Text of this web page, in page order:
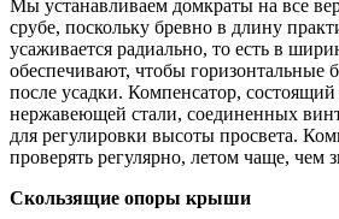
Мы устанавливаем домкраты на все
срубе, поскольку бревно в длину
усаживается радиально, то есть в
обеспечивают, чтобы горизонтальные
после усадки. Компенсатор,
нержавеющей стали, соединенных
для регулировки высоты просвета.
проверять регулярно, летом чаще, чем
Скользящие опоры крыши